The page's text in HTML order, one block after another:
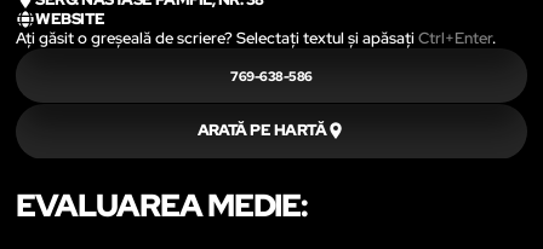
WEBSITE
Ați găsit o greșeală de scriere? Selectați textul și apăsațiCtrl+Enter.
769-638-586
ARATĂ PE HARTĂ
EVALUAREA MEDIE: